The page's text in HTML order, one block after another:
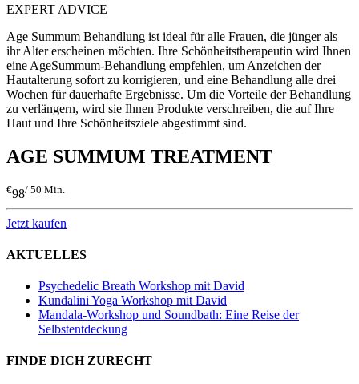
EXPERT ADVICE
Age Summum Behandlung ist ideal für alle Frauen, die jünger als
ihr Alter erscheinen möchten. Ihre Schönheitstherapeutin wird Ihnen
eine AgeSummum-Behandlung empfehlen, um Anzeichen der
Hautalterung sofort zu korrigieren, und eine Behandlung alle drei
Wochen für dauerhafte Ergebnisse. Um die Vorteile der Behandlung
zu verlängern, wird sie Ihnen Produkte verschreiben, die auf Ihre
Haut und Ihre Schönheitsziele abgestimmt sind.
AGE SUMMUM TREATMENT
€98/ 50 Min.
Jetzt kaufen
AKTUELLES
Psychedelic Breath Workshop mit David
Kundalini Yoga Workshop mit David
Mandala-Workshop und Soundbath: Eine Reise der
Selbstentdeckung
FINDE DICH ZURECHT